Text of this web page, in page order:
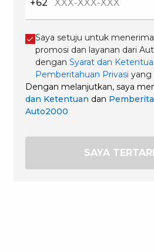
+62
Saya setuju untuk
promosi dan layanan dari
dengan Syarat dan
Pemberitahuan Privasi yang
Dengan melanjutkan, saya
dan Ketentuan dan
Auto2000
SAYA